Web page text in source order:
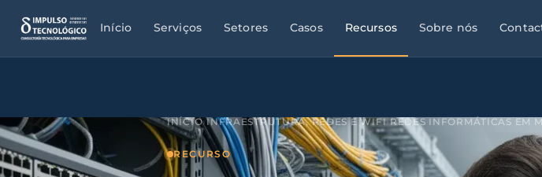
Início Serviços Setores Casos Recursos Sobre nós
INÍCIO›INFRAESTRUTURA, REDES E WIFI›REDES INFORMÁTICAS EM
RECURSO